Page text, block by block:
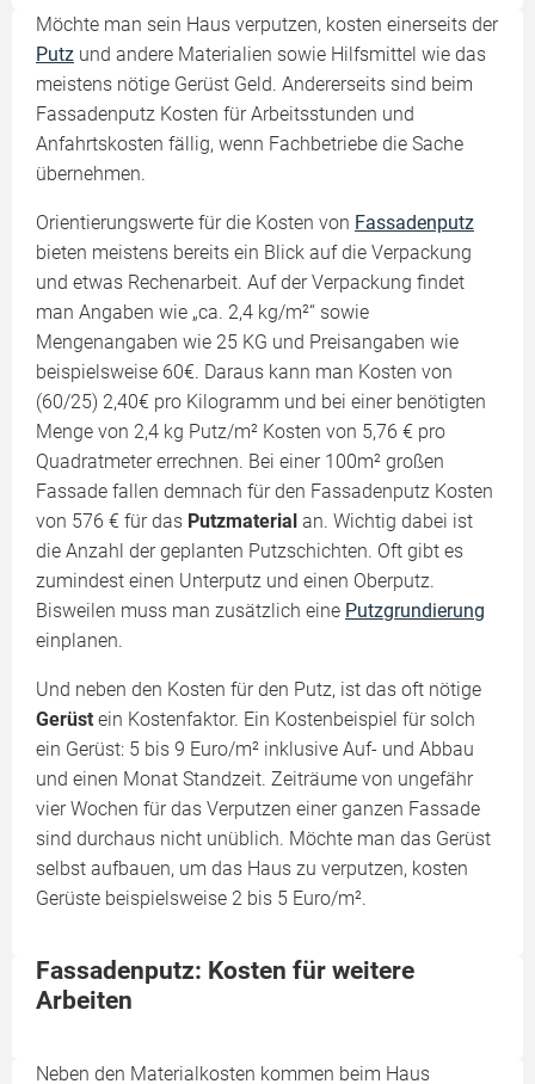
Möchte man sein Haus verputzen, kosten einerseits der
Putz und andere Materialien sowie Hilfsmittel wie das
meistens nötige Gerüst Geld. Andererseits sind beim
Fassadenputz Kosten für Arbeitsstunden und
Anfahrtskosten fällig, wenn Fachbetriebe die Sache
übernehmen.
Orientierungswerte für die Kosten von Fassadenputz
bieten meistens bereits ein Blick auf die Verpackung
und etwas Rechenarbeit. Auf der Verpackung findet
man Angaben wie „ca. 2,4 kg/m²“ sowie
Mengenangaben wie 25 KG und Preisangaben wie
beispielsweise 60€. Daraus kann man Kosten von
(60/25) 2,40€ pro Kilogramm und bei einer benötigten
Menge von 2,4 kg Putz/m² Kosten von 5,76 € pro
Quadratmeter errechnen. Bei einer 100m² großen
Fassade fallen demnach für den Fassadenputz Kosten
von 576 € für das Putzmaterial an. Wichtig dabei ist
die Anzahl der geplanten Putzschichten. Oft gibt es
zumindest einen Unterputz und einen Oberputz.
Bisweilen muss man zusätzlich eine Putzgrundierung
einplanen.
Und neben den Kosten für den Putz, ist das oft nötige
Gerüst ein Kostenfaktor. Ein Kostenbeispiel für solch
ein Gerüst: 5 bis 9 Euro/m² inklusive Auf- und Abbau
und einen Monat Standzeit. Zeiträume von ungefähr
vier Wochen für das Verputzen einer ganzen Fassade
sind durchaus nicht unüblich. Möchte man das Gerüst
selbst aufbauen, um das Haus zu verputzen, kosten
Gerüste beispielsweise 2 bis 5 Euro/m².
Fassadenputz: Kosten für weitere
Arbeiten
Neben den Materialkosten kommen beim Haus